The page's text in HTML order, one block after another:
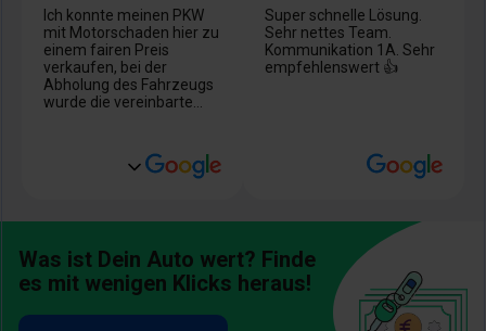
denen ich Kontakt hatte
👍👍👍👍👍
Ich konnte meinen PKW
mit Motorschaden hier zu
einem fairen Preis
verkaufen, bei der
Abholung des Fahrzeugs
wurde die vereinbarte
überwiesen. Auf
Rückfragen wurde
Empfehlung für
Fahrzeug stressfrei
verkaufen wollen (und
wenn das Angebot nicht
Super schnelle Lösung.
Sehr nettes Team.
Kommunikation 1A. Sehr
empfehlenswert 👍
Was ist Dein Auto wert? Finde
es mit wenigen Klicks heraus!